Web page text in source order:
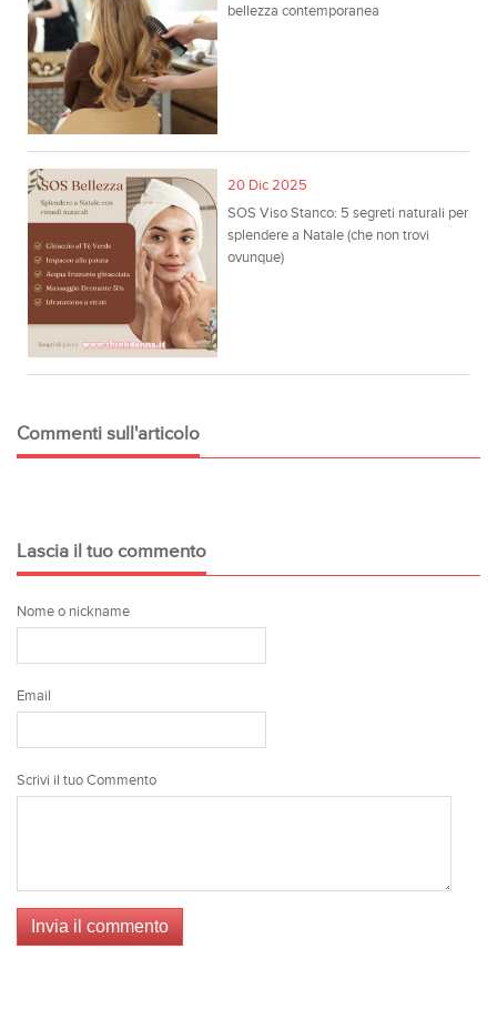
bellezza contemporanea
20 Dic 2025
SOS Viso Stanco: 5 segreti naturali per
splendere a Natale (che non trovi
ovunque)
Commenti sull'articolo
Lascia il tuo commento
Nome o nickname
Email
Scrivi il tuo Commento
Invia il commento